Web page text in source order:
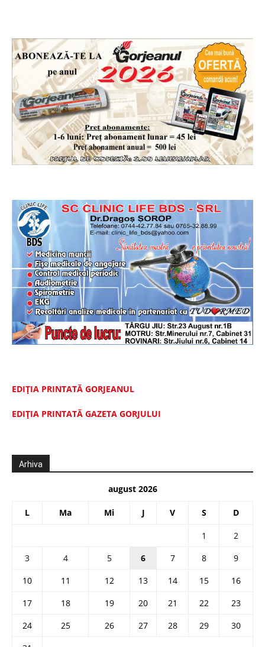
EDIȚIA PRINTATĂ GORJEANUL
EDIŢIA PRINTATĂ GAZETA GORJULUI
Arhiva
august 2026
L Ma Mi J V S D
1
2
3
4 5 6 7 8
9
10
11 12 13 14 15
16
17
18 19 20 21 22
23
24
25 26 27 28 29
30